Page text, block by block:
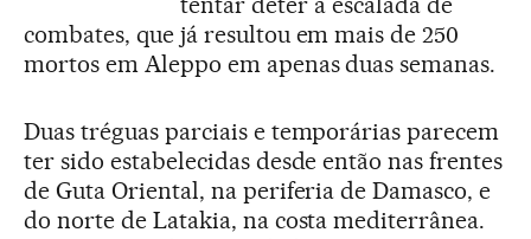
combates, que já resultou em mais de 250
mortos em Aleppo em apenas duas semanas.
Duas tréguas parciais e temporárias parecem
ter sido estabelecidas desde então nas frentes
de Guta Oriental, na periferia de Damasco, e
do norte de Latakia, na costa mediterrânea.